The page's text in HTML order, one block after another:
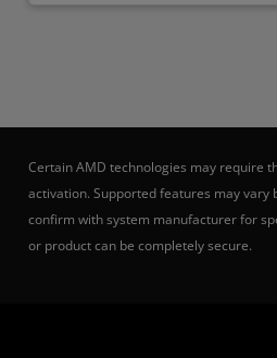
Certain AMD technologies may require
activation. Supported features may vary
confirm with system manufacturer for
or product can be completely secure.